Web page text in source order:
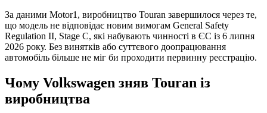
За даними Motor1, виробництво Touran завершилося через те,
що модель не відповідає новим вимогам General Safety
Regulation II, Stage C, які набувають чинності в ЄС із 6 липня
2026 року. Без винятків або суттєвого доопрацювання
автомобіль більше не міг би проходити первинну реєстрацію.
Чому Volkswagen зняв Touran із
виробництва